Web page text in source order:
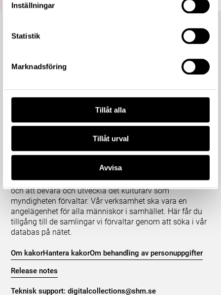
Inställningar
Statistik
Marknadsföring
Tillåt alla
Tillåt urval
Avvisa
Om våra samlingar
Statens historiska museer (SHM) har till uppgift att
främja kunskapen om och intresset för Sveriges historia
och att bevara och utveckla det kulturarv som
myndigheten förvaltar. Vår verksamhet ska vara en
angelägenhet för alla människor i samhället. Här får du
tillgång till de samlingar vi förvaltar genom att söka i vår
databas på nätet.
Om kakorHantera kakorOm behandling av personuppgifter
Release notes
Teknisk support:digitalcollections@shm.se